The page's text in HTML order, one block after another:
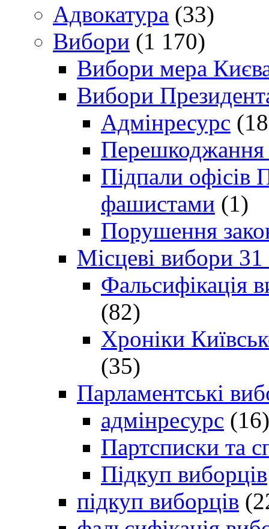
Адвокатура (33)
Вибори (1 170)
Вибори мера
Вибори
Адмінресурс
Перешкоджання
Підпали офісів
фашистами (1)
Порушення
Місцеві вибори
Фальсифікація
(82)
Хроніки
(35)
Парламентські
адмінресурс (16)
Партсписки та
Підкуп виборців
підкуп виборців